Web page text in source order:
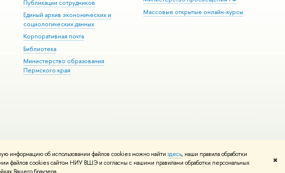
информацию об использовании файлов cookies можно найти здесь, наши правила обработки
файлов cookies сайтом НИУ ВШЭ и согласны с нашими правилами обработки персональных
✖
Публикации сотрудников
Единый архив экономических и
социологических данных
Корпоративная почта
Библиотека
Министерство образования
Пермского края
Массовые открытые онлайн-курсы
Редактору